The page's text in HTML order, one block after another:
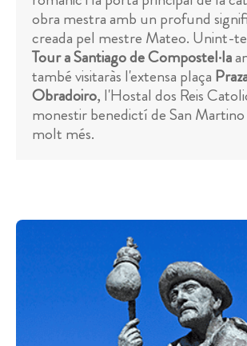
obra mestra amb un profund
creada pel mestre Mateo. Unint-
Tour a Santiago de Compostel·la
també visitaràs l'extensa plaça
Obradoiro, l'Hostal dos Reis
monestir benedictí de San Martino
molt més.